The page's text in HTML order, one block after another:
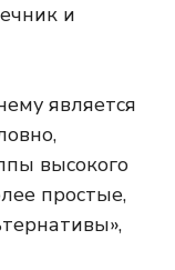
и
является
высокого
простые,